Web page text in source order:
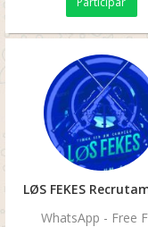
LØS FEKES
WhatsApp - Free